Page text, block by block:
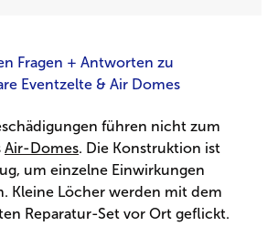
Fragen + Antworten zu
Eventzelte & Air Domes
führen nicht zum
Air-Domes. Die Konstruktion ist
um einzelne Einwirkungen
Kleine Löcher werden mit dem
Reparatur-Set vor Ort geflickt.